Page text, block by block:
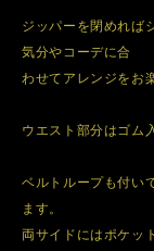
ジッパーを閉めれば
気分やコーデに合
わせてアレンジをお
ウエスト部分はゴム
ベルトループも付い
ます。
両サイドにはポケッ